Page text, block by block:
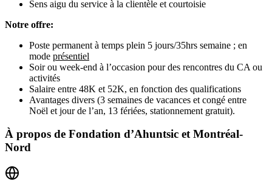
Sens aigu du service à la clientèle et courtoisie
Notre offre:
Poste permanent à temps plein 5 jours/35hrs semaine ; en
mode présentiel
Soir ou week-end à l’occasion pour des rencontres du CA ou
activités
Salaire entre 48K et 52K, en fonction des qualifications
Avantages divers (3 semaines de vacances et congé entre
Noël et jour de l’an, 13 fériées, stationnement gratuit).
À propos de Fondation d’Ahuntsic et Montréal-
Nord